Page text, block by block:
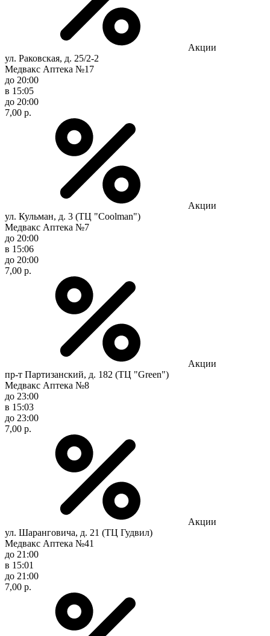
Акции
ул. Раковская, д. 25/2-2
Медвакс Аптека №17
до 20:00
в 15:05
до 20:00
7,00 р.
Акции
ул. Кульман, д. 3 (ТЦ "Coolman")
Медвакс Аптека №7
до 20:00
в 15:06
до 20:00
7,00 р.
Акции
пр-т Партизанский, д. 182 (ТЦ "Green")
Медвакс Аптека №8
до 23:00
в 15:03
до 23:00
7,00 р.
Акции
ул. Шаранговича, д. 21 (ТЦ Гудвил)
Медвакс Аптека №41
до 21:00
в 15:01
до 21:00
7,00 р.